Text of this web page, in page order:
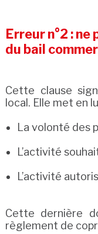
Erreur n°2 :
du bail
Cette clause
local. Elle met en
La volonté des
L’activité
L’activité
Cette dernière
règlement de